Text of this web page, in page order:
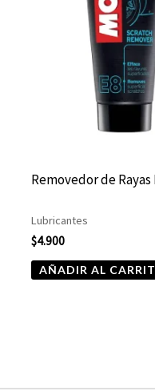
Removedor de Rayas
Lubricantes
$4.900
AÑADIR AL